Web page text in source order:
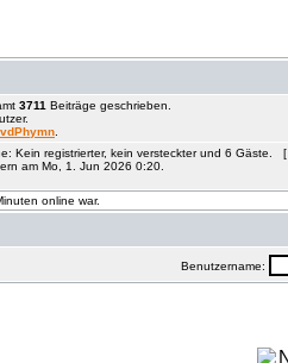
3711 Beiträge geschrieben.
Kein registrierter, kein versteckter und 6 Gäste. [
am Mo, 1. Jun 2026 0:20.
online war.
Benutzername: